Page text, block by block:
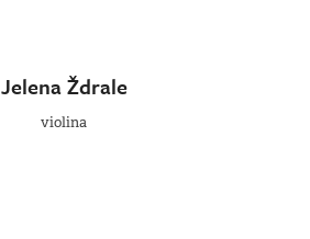
Jelena Ždrale
violina